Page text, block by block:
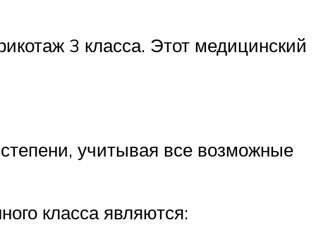
3 класса. Этот медицинский
учитывая все возможные
класса являются: